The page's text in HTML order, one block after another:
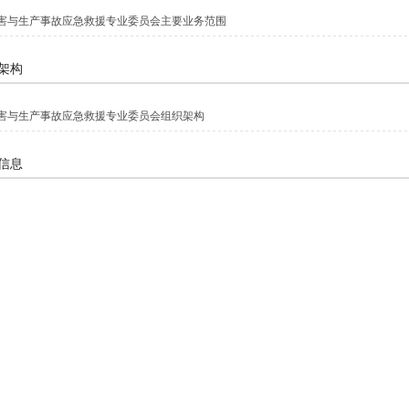
与生产事故应急救援专业委员会主要业务范围
构
与生产事故应急救援专业委员会组织架构
息